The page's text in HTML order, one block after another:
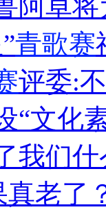
阿卓
青歌赛
评委:
“文化
我们
真老了